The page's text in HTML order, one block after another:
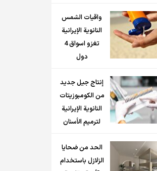
واقيات الشمس
النانوية الإيرانية
تغزو اسواق 4
دول
إنتاج جيل جديد
من الكومبوزيتات
النانوية الإيرانية
لترميم الأسنان
الحد من ضحايا
الزلازل باستخدام